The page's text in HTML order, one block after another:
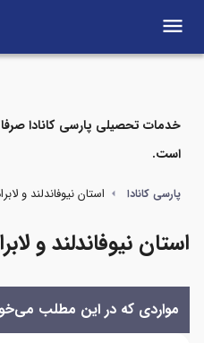
menu
مواردی که در این مطلب
تاریخچه نیوفاندلند و لابرادور
مهم‌ترین شهرهای نیوفاندلند و
خدمات تحصیلی پارسی کانادا
است.
پارسی کانادا استان نیوفاندلند و
استان نیوفاندلند و
مواردی که در این مطلب